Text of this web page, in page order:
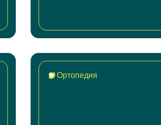
Ортопедия